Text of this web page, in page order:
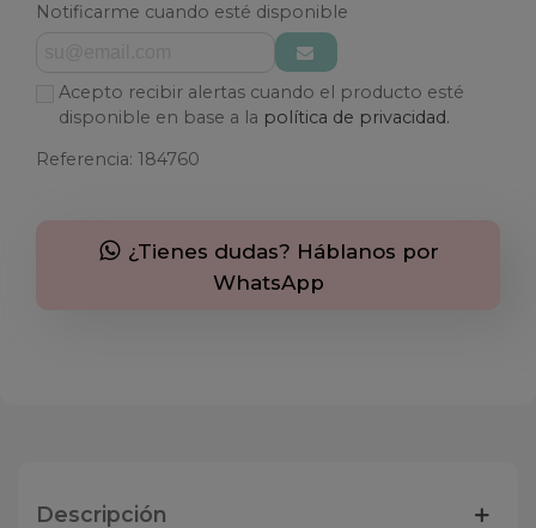
Notificarme cuando esté disponible
Acepto recibir alertas cuando el producto esté
disponible en base a la política de privacidad.
Referencia: 184760
¿Tienes dudas? Háblanos por
WhatsApp
Descripción